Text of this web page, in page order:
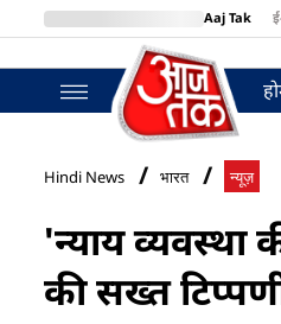
Aaj Tak
BT Bazaar
Hindi News भारत न्यूज़
'न्याय
की सख्त